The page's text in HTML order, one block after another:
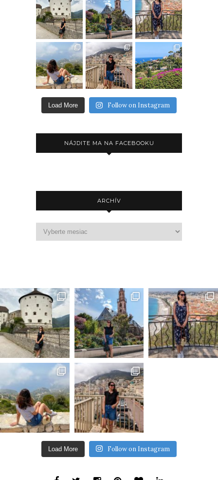
Load More Follow on Instagram
NÁJDITE MA NA FACEBOOKU
ARCHÍV
Load More Follow on Instagram